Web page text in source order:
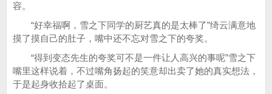
容。
“好幸福啊，雪之下同学的厨艺真的是太棒了”绮云满意地
摸了摸自己的肚子，嘴中还不忘对雪之下的夸奖。
“得到变态先生的夸奖可不是一件让人高兴的事呢”雪之下
嘴里这样说着，不过嘴角扬起的笑意却出卖了她的真实想法，
于是起身收拾起了桌面。